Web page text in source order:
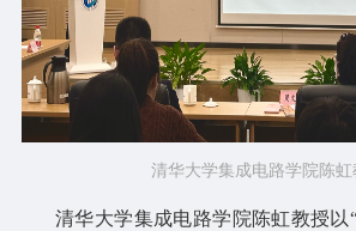
清华大学集成电路学院陈虹
清华大学集成电路学院陈虹教授以